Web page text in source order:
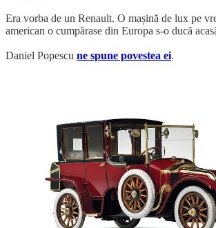
Era vorba de un Renault. O mașină de lux pe
american o cumpărase din Europa s-o ducă
Daniel Popescu ne spune povestea ei.